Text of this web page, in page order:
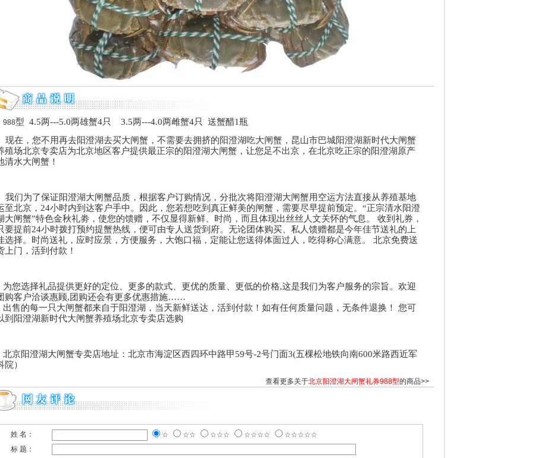
988型 4.5两---5.0两雄蟹4只 3.5两---4.0两雌蟹4只 送蟹醋1瓶
现在，您不用再去阳澄湖去买大闸蟹，不需要去拥挤的阳澄湖吃大闸蟹，昆山市巴城阳澄湖新时代大闸蟹
殖场北京专卖店为北京地区客户提供最正宗的阳澄湖大闸蟹，让您足不出京，在北京吃正宗的阳澄湖原产
清水大闸蟹！
我们为了保证阳澄湖大闸蟹品质，根据客户订购情况，分批次将阳澄湖大闸蟹用空运方法直接从养殖基地
至北京，24小时内到达客户手中。因此，您若想吃到真正鲜美的闸蟹，需要尽早提前预定。“正宗清水阳澄
大闸蟹”特色金秋礼劵，使您的馈赠，不仅显得新鲜、时尚，而且体现出丝丝人文关怀的气息。 收到礼券，
要提前24小时拨打预约提蟹热线，便可由专人送货到府。无论团体购买、私人馈赠都是今年佳节送礼的上
选择。时尚送礼，应时应景，方便服务，大饱口福，定能让您送得体面过人，吃得称心满意。 北京免费送
上门，活到付款！
为您选择礼品提供更好的定位、更多的款式、更优的质量、更低的价格,这是我们为客户服务的宗旨。欢迎
购客户洽谈惠顾,团购还会有更多优惠措施……
出售的每一只大闸蟹都来自于阳澄湖，当天新鲜送达，活到付款！如有任何质量问题，无条件退换！ 您可
到阳澄湖新时代大闸蟹养殖场北京专卖店选购
北京阳澄湖大闸蟹专卖店地址：北京市海淀区西四环中路甲59号-2号门面3(五棵松地铁向南600米路西近军
院）
查看更多关于北京阳澄湖大闸蟹礼券988型的商品>>
姓 名： ☆ ☆☆ ☆☆☆ ☆☆☆☆
☆☆☆☆☆
标 题：